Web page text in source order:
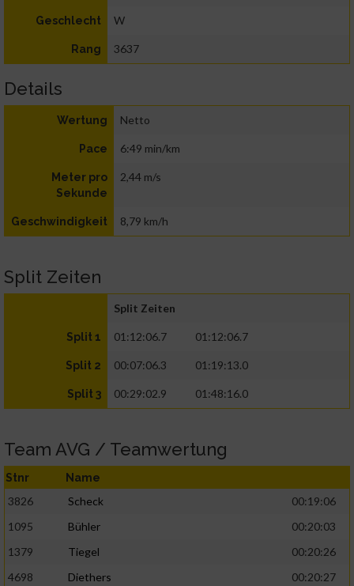
Geschlecht W
Rang 3637
Details
Wertung Netto
Pace 6:49 min/km
Meter pro
Sekunde
2,44 m/s
Geschwindigkeit 8,79 km/h
Split Zeiten
Split Zeiten
Split 1 01:12:06.7 01:12:06.7
Split 2 00:07:06.3 01:19:13.0
Split 3 00:29:02.9 01:48:16.0
Team AVG / Teamwertung
Stnr Name
3826 Scheck
00:19:06
1095
Bühler
00:20:03
1379
Tiegel
00:20:26
4698
Diethers
00:20:27